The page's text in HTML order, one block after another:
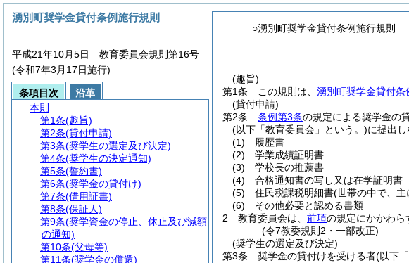
○湧別町奨学金貸付条例施行規則
(趣旨)
第1条
この規則は、 湧別町奨学金貸付条
(貸付申請)
第2条
条例第3条の規定による奨学金の
(以下「教育委員会」という。)に提出し
(1)
履歴書
(2)
学業成績証明書
(3)
学校長の推薦書
(4)
合格通知書の写し又は在学証明書
(5)
住民税課税明細書(世帯の中で、
(6)
その他必要と認める書類
2
教育委員会は、 前項の規定にかかわら
(令7教委規則2・一部改正)
(奨学生の選定及び決定)
第3条
奨学金の貸付けを受ける者(以下
湧別町奨学金貸付条例施行規則
平成21年10月5日 教育委員会規則第16号
(令和7年3月17日施行)
条項目次
沿革
本則
第1条(趣旨)
第2条(貸付申請)
第3条(奨学生の選定及び決定)
第4条(奨学生の決定通知)
第5条(誓約書)
第6条(奨学金の貸付け)
第7条(借用証書)
第8条(保証人)
第9条(奨学資金の停止、休止及び減額
の通知)
第10条(父母等)
第11条(奨学金の償還)